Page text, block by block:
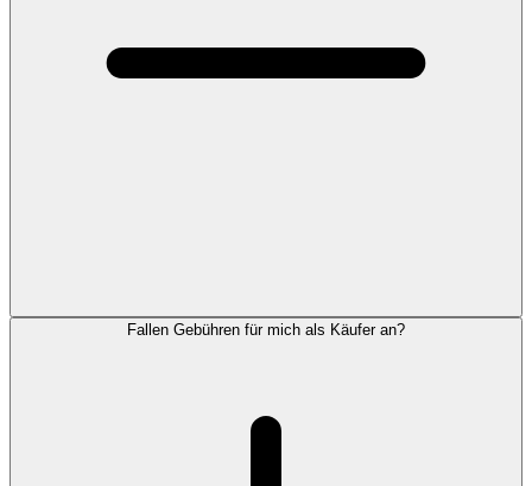
Fallen Gebühren für mich als Käufer an?